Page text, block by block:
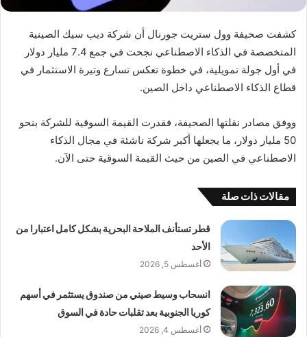
كشفت صحيفة وول ستريت جورنال أن شركة ديب سيك الصينية
المتخصصة في الذكاء الاصطناعي نجحت في جمع 7.4 مليار دولار
في أول جولة تمويلية، في خطوة تعكس تسارع وتيرة الاستثمار في
قطاع الذكاء الاصطناعي داخل الصين.
ووفق مصادر نقلتها الصحيفة، فقدرت القيمة السوقية للشركة بنحو
50 مليار دولار، ما يجعلها أكبر شركة ناشئة في مجال الذكاء
الاصطناعي في الصين من حيث القيمة السوقية حتى الآن.
مقالات ذات صلة
قطر تستأنف الملاحة البحرية بشكل كامل اعتبارا من
الأحد
أغسطس 5, 2026
انسحاب وسيط صيني من صندوق يستثمر في أسهم
كوريا الجنوبية بعد تقلبات حادة في السوق
أغسطس 4, 2026